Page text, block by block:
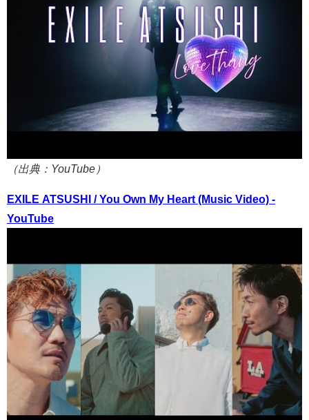
（出典：YouTube）
EXILE ATSUSHI / You Own My Heart (Music Video) -
YouTube